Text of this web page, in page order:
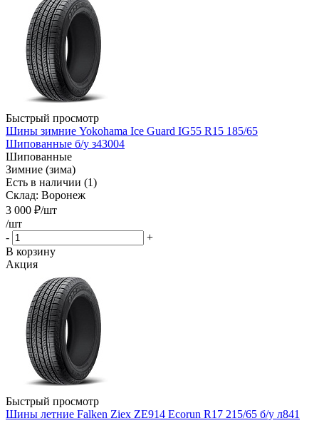
Быстрый просмотр
Шины зимние Yokohama Ice Guard IG55 R15 185/65
Шипованные б/у з43004
Шипованные
Зимние (зима)
Есть в наличии (1)
Склад: Воронеж
3 000 ₽/шт
/шт
-
+
В корзину
Акция
Быстрый просмотр
Шины летние Falken Ziex ZE914 Ecorun R17 215/65 б/у л841